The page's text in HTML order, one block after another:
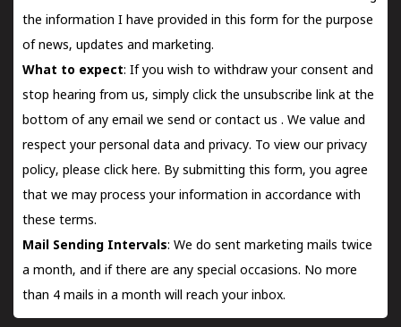
the information I have provided in this form for the purpose
of news, updates and marketing.
What to expect: If you wish to withdraw your consent and
stop hearing from us, simply click the unsubscribe link at the
bottom of any email we send orcontact us . We value and
respect your personal data and privacy. To view our privacy
policy, please click here. By submitting this form, you agree
that we may process your information in accordance with
these terms.
Mail Sending Intervals: We do sent marketing mails twice
a month, and if there are any special occasions. No more
than 4 mails in a month will reach your inbox.